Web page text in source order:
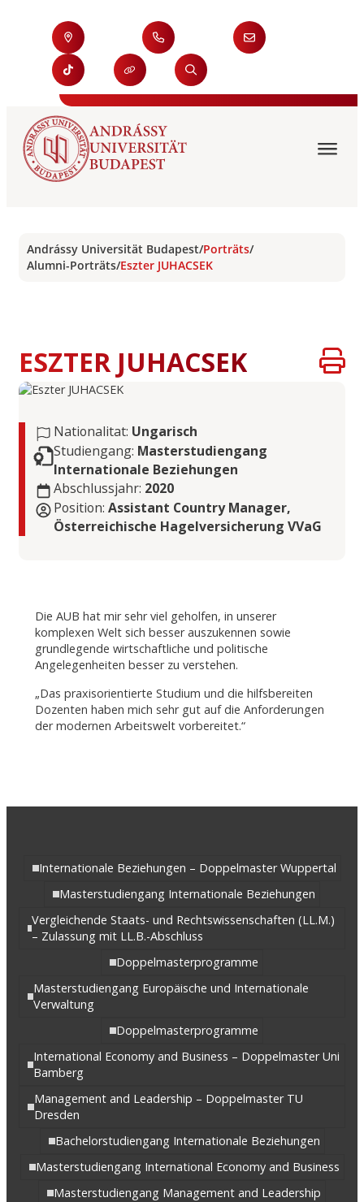
Andrássy Universität Budapest/Porträts/
Alumni-Porträts/Eszter JUHACSEK
ESZTER JUHACSEK
Nationalitat: Ungarisch
Studiengang: Masterstudiengang
Internationale Beziehungen
Abschlussjahr: 2020
Position: Assistant Country Manager,
Österreichische Hagelversicherung VVaG
Die AUB hat mir sehr viel geholfen, in unserer
komplexen Welt sich besser auszukennen sowie
grundlegende wirtschaftliche und politische
Angelegenheiten besser zu verstehen.
„Das praxisorientierte Studium und die hilfsbereiten
Dozenten haben mich sehr gut auf die Anforderungen
der modernen Arbeitswelt vorbereitet.“
Internationale Beziehungen – Doppelmaster Wuppertal
Masterstudiengang Internationale Beziehungen
Vergleichende Staats- und Rechtswissenschaften (LL.M.)
– Zulassung mit LL.B.-Abschluss
Doppelmasterprogramme
Masterstudiengang Europäische und Internationale
Verwaltung
Doppelmasterprogramme
International Economy and Business – Doppelmaster Uni
Bamberg
Management and Leadership – Doppelmaster TU
Dresden
Bachelorstudiengang Internationale Beziehungen
Masterstudiengang International Economy and Business
Masterstudiengang Management and Leadership